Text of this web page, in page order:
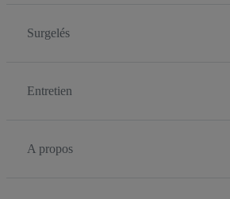
Surgelés
Entretien
A propos